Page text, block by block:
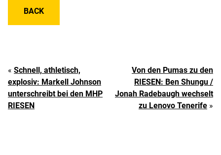
BACK
« Schnell, athletisch,
explosiv: Markell Johnson
unterschreibt bei den MHP
RIESEN
Von den Pumas zu den
RIESEN: Ben Shungu /
Jonah Radebaugh wechselt
zu Lenovo Tenerife »